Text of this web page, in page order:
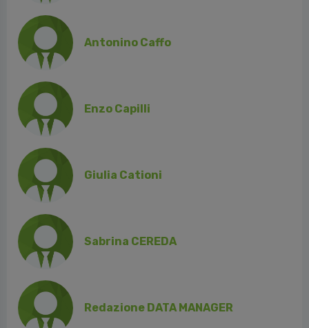
Antonino Caffo
Enzo Capilli
Giulia Cationi
Sabrina CEREDA
Redazione DATA MANAGER